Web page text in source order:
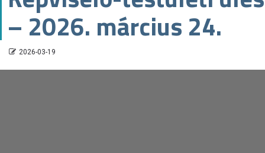
– 2026. március 24.
2026-03-19